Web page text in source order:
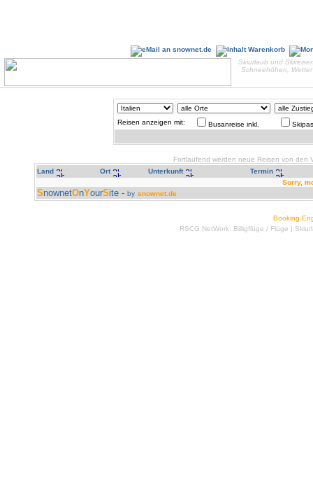
Skiurlaub und
Schneehöhen,
Reisen anzeigen mit: Busanreise inkl.
Fortlaufend werden neue Reisen von den
Land
Ort Unterkunft
Termin
Sorry,
SnownetOnYourSite - by snownet.de
Booking
RSCG NetWork: Billigflüge / Flüge |